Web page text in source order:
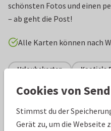
schönsten Fotos und einen
– ab geht die Post!
Alle Karten können nach
Urlaubskarten Kaatje's
Papiersorte: Hochglanz
Cookies von
Stimmst du der
Gerät zu, um die Webseite